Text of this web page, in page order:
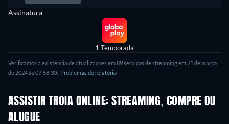
Assinatura
1 Temporada
Verificámos a existência de atualizações em 89 serviços de streaming em 21 de março
de 2024 às 07:58:30.
Problemas de relatório
ASSISTIR TROIA ONLINE: STREAMING, COMPRE OU
ALUGUE